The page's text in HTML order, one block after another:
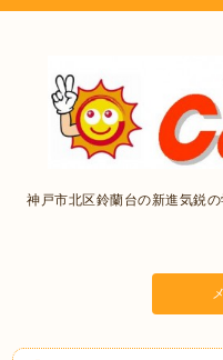
神戸市北区鈴蘭台の新進気鋭